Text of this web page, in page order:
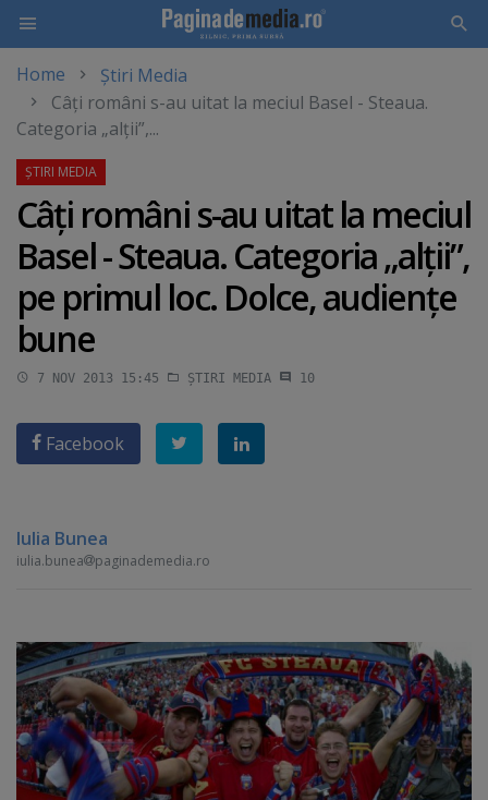
main
content
Home
Știri Media
Câţi români s-au uitat la meciul Basel - Steaua.
Categoria „alţii”,...
Câţi români s-au uitat la meciul
Basel - Steaua. Categoria „alţii”,
pe primul loc. Dolce, audienţe
bune
7 NOV 2013 15:45 ȘTIRI MEDIA 10
Facebook
Iulia Bunea
iulia.bunea paginademedia.ro